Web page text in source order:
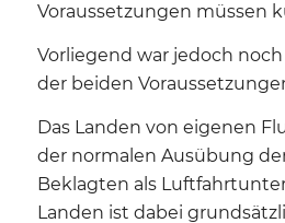
Voraussetzungen müssen
Vorliegend war jedoch
der beiden
Das Landen von eigenen
der normalen Ausübung
Beklagten als
Landen ist dabei